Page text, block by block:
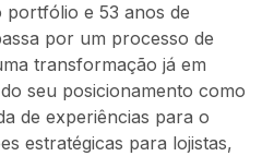
portfólio e 53 anos de
por um processo de
transformação já em
seu posicionamento como
de experiências para o
estratégicas para lojistas,